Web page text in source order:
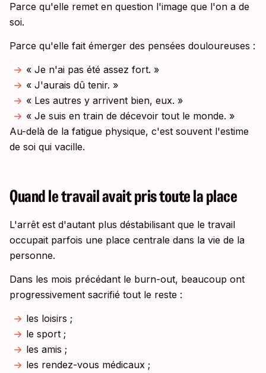
Parce qu'elle remet en question l'image que l'on a de
soi.
Parce qu'elle fait émerger des pensées douloureuses :
« Je n'ai pas été assez fort. »
« J'aurais dû tenir. »
« Les autres y arrivent bien, eux. »
« Je suis en train de décevoir tout le monde. »
Au-delà de la fatigue physique, c'est souvent l'estime
de soi qui vacille.
Quand le travail avait pris toute la place
L'arrêt est d'autant plus déstabilisant que le travail
occupait parfois une place centrale dans la vie de la
personne.
Dans les mois précédant le burn-out, beaucoup ont
progressivement sacrifié tout le reste :
les loisirs ;
le sport ;
les amis ;
les rendez-vous médicaux ;